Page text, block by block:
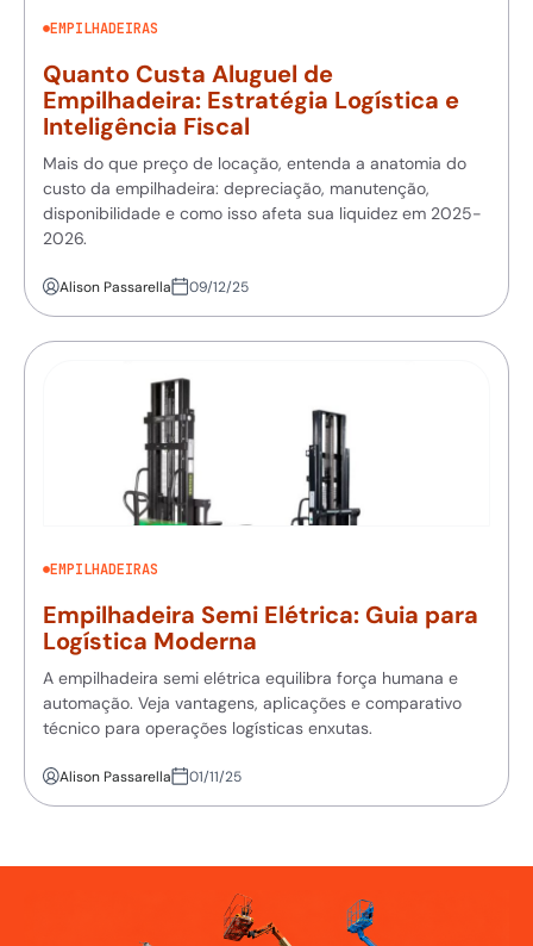
EMPILHADEIRAS
Quanto Custa Aluguel de
Empilhadeira: Estratégia Logística e
Inteligência Fiscal
Mais do que preço de locação, entenda a anatomia do
custo da empilhadeira: depreciação, manutenção,
disponibilidade e como isso afeta sua liquidez em 2025-
2026.
Alison Passarella 09/12/25
EMPILHADEIRAS
Empilhadeira Semi Elétrica: Guia para
Logística Moderna
A empilhadeira semi elétrica equilibra força humana e
automação. Veja vantagens, aplicações e comparativo
técnico para operações logísticas enxutas.
Alison Passarella 01/11/25